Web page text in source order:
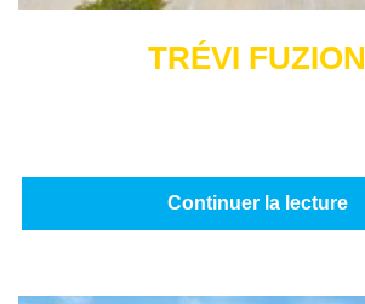
TRÉVI FUZION
Continuer la lecture